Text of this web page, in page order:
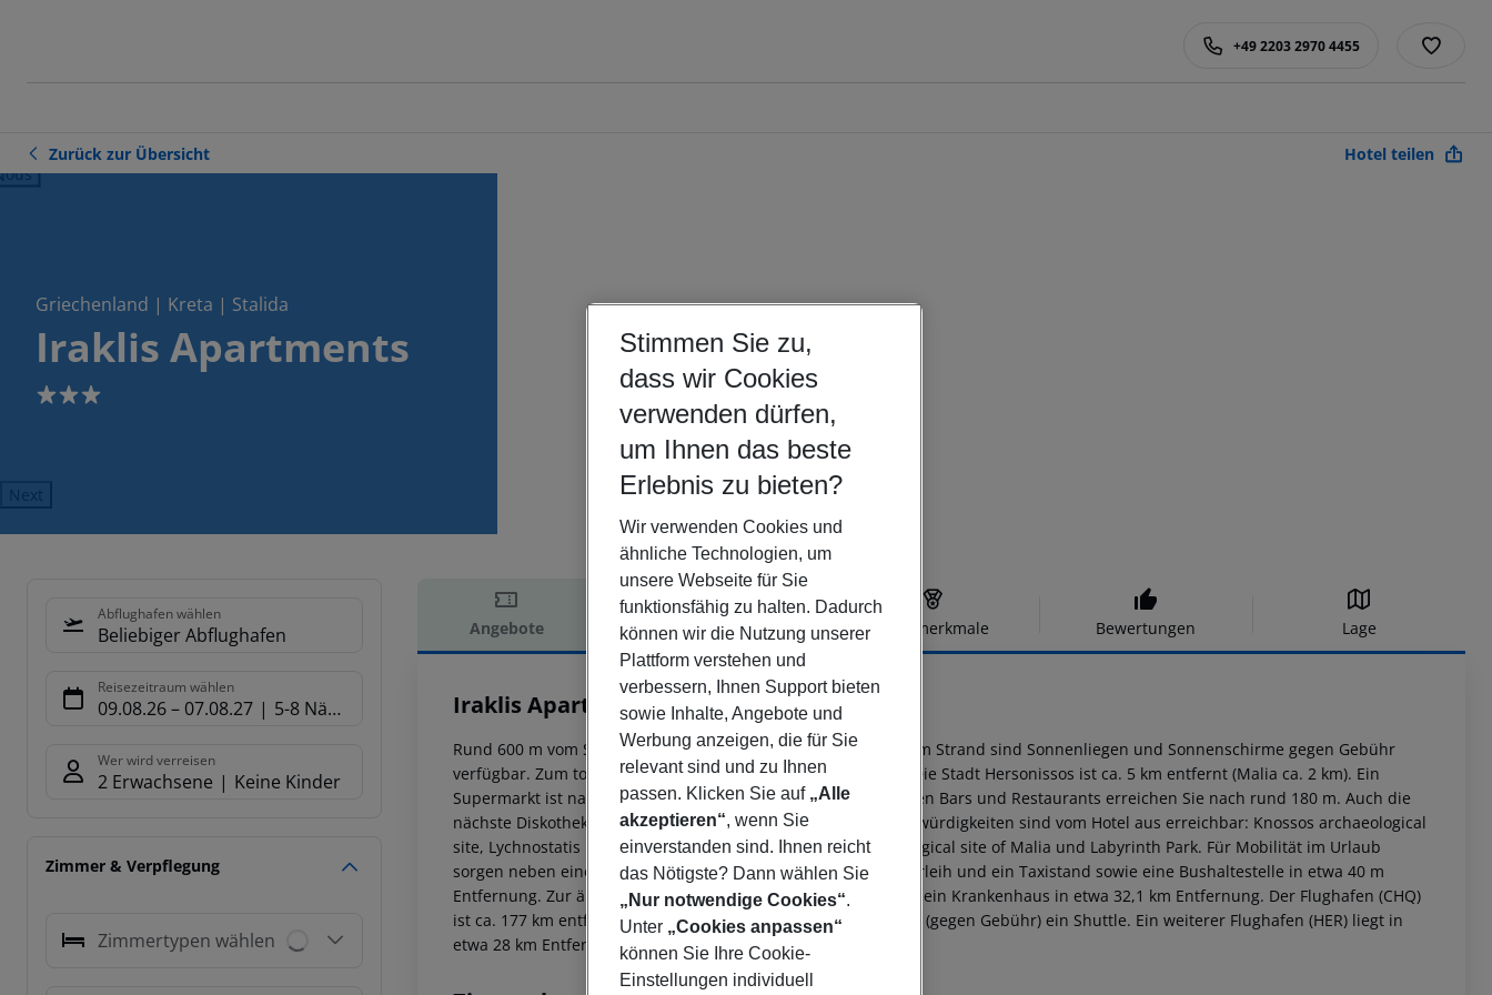
+49 2203 2970 4455
Zurück zur Übersicht Hotel teilen
Griechenland | Kreta | Stalida
Iraklis Apartments
3
Next
Abflughafen wählen
Beliebiger Abflughafen
Reisezeitraum wählen
09.08.26– 07.08.27 5-8 Nächte
Wer wird verreisen
2 Erwachsene Keine Kinder
Zimmer & Verpflegung
Zimmertypen wählen
Angebote Hotelbeschreibung Hotelmerkmale Bewertungen Lage
Hotelbeschreibung
Iraklis Apartments
3
Rund 600 m vom Sand-/Felsstrand entfernt gelegenes Hotel. Am Strand sind Sonnenliegen und Sonnenschirme gegen Gebühr
verfügbar. Zum touristischen Zentrum sind es nur ca. 100 m. Die Stadt Hersonissos ist ca. 5 km entfernt (Malia ca. 2 km). Ein
Supermarkt ist nach ca. 60 m zu erreichen. Die nächstgelegenen Bars und Restaurants erreichen Sie nach rund 180 m. Auch die
nächste Diskothek liegt rund 180 m entfernt. Folgende Sehenswürdigkeiten sind vom Hotel aus erreichbar: Knossos archaeological
site, Lychnostatis Museum, Crete Aquarium, Minoan archaeological site of Malia und Labyrinth Park. Für Mobilität im Urlaub
sorgen neben einem Mietwagen-Verleih auch ein Motorrad-Verleih und ein Taxistand sowie eine Bushaltestelle in etwa 40 m
Entfernung. Zur ärztlichen Versorgung im Notfall befindet sich ein Krankenhaus in etwa 32,1 km Entfernung. Der Flughafen (CHQ)
ist ca. 177 km entfernt. Zwischen Hotel und Flughafen verkehrt (gegen Gebühr) ein Shuttle. Ein weiterer Flughafen (HER) liegt in
etwa 28 km Entfernung.
Stimmen Sie zu,
dass wir Cookies
verwenden dürfen,
um Ihnen das beste
Erlebnis zu bieten?
Wir verwenden Cookies und
ähnliche Technologien, um
unsere Webseite für Sie
funktionsfähig zu halten. Dadurch
können wir die Nutzung unserer
Plattform verstehen und
verbessern, Ihnen Support bieten
sowie Inhalte, Angebote und
Werbung anzeigen, die für Sie
relevant sind und zu Ihnen
passen. Klicken Sie auf „Alle
akzeptieren“, wenn Sie
einverstanden sind. Ihnen reicht
das Nötigste? Dann wählen Sie
„Nur notwendige Cookies“.
Unter „Cookies anpassen“
können Sie Ihre Cookie-
Einstellungen individuell